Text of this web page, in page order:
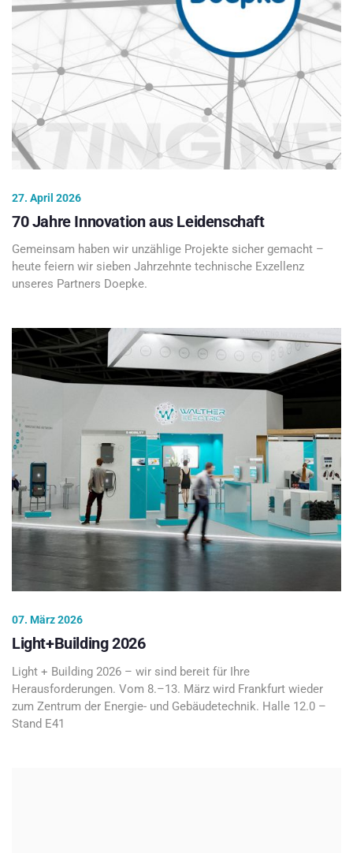
27. April 2026
70 Jahre Innovation aus Leidenschaft
Gemeinsam haben wir unzählige Projekte sicher gemacht –
heute feiern wir sieben Jahrzehnte technische Exzellenz
unseres Partners Doepke.
07. März 2026
Light+Building 2026
Light + Building 2026 – wir sind bereit für Ihre
Herausforderungen. Vom 8.–13. März wird Frankfurt wieder
zum Zentrum der Energie- und Gebäudetechnik. Halle 12.0 –
Stand E41